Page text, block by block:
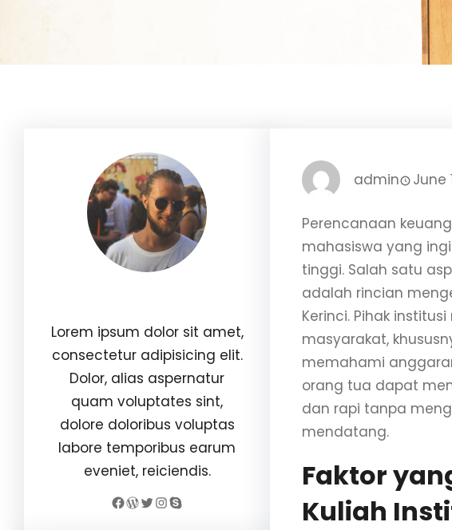
Lorem ipsum dolor sit amet,
consectetur adipisicing elit.
Dolor, alias aspernatur
quam voluptates sint,
dolore doloribus voluptas
labore temporibus earum
eveniet, reiciendis.
Facebook WordPress Twitter InstagramSkype
admin June
Perencanaan
mahasiswa yang
tinggi. Salah satu
adalah rincian
Kerinci. Pihak
masyarakat,
memahami
orang tua dapat
dan rapi tanpa
mendatang.
Faktor
Kuliah